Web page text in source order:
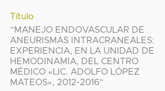
Título
“MANEJO ENDOVASCULAR DE
ANEURISMAS INTRACRANEALES:
EXPERIENCIA, EN LA UNIDAD DE
HEMODINAMIA, DEL CENTRO
MÉDICO «LIC. ADOLFO LÓPEZ
MATEOS», 2012-2016”